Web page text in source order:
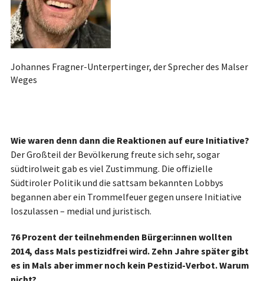
Johannes Fragner-Unterpertinger, der Sprecher des Malser
Weges
Wie waren denn dann die Reaktionen auf eure Initiative?
Der Großteil der Bevölkerung freute sich sehr, sogar
südtirolweit gab es viel Zustimmung. Die offizielle
Südtiroler Politik und die sattsam bekannten Lobbys
begannen aber ein Trommelfeuer gegen unsere Initiative
loszulassen – medial und juristisch.
76 Prozent der teilnehmenden Bürger:innen wollten
2014, dass Mals pestizidfrei wird. Zehn Jahre später gibt
es in Mals aber immer noch kein Pestizid-Verbot. Warum